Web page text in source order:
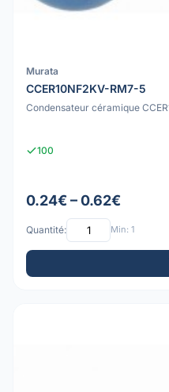
Murata
CCER10NF2KV-RM7-5
Condensateur céramique
100
0.24€ – 0.62€
Quantité: Min: 1